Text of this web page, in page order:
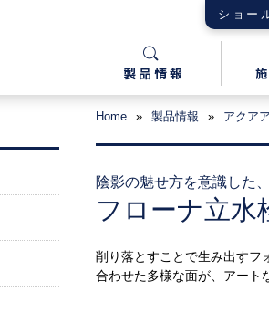
ショー
Home » 製品情報 » アクア
陰影の魅せ方を意識した
フローナ立水
削り落とすことで生み出すフ
合わせた多様な面が、アート